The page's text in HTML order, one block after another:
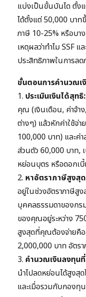
แบ่งเป็นขั้นบันได ตั้ง
ได้ตั้งแต่ 50,000 บาท
ภาษี 10-25% หรือบา
เหตุผลว่าทำไม SSF
ประสิทธิภาพในการล
ขั้นตอนการคำนวณเ
1. ประเมินเงินได้สุทธิ:
คุณ (เงินเดือน, ค่าจ้าง
ต่างๆ) แล้วหักค่าใช้จ่า
100,000 บาท) และค่
ส่วนตัว 60,000 บาท,
หย่อนบุตร หรือดอกเ
2. หาอัตราภาษีสูงสุ
อยู่ในช่วงอัตราภาษีสูง
บุคคลธรรมดาของกร
ของคุณอยู่ระหว่าง
สูงสุดที่คุณต้องจ่ายคือ
2,000,000 บาท อัตร
3. คำนวณเงินลงทุน
นำไปลดหย่อนได้สูงสุ
และเมื่อรวมกับกองทุ